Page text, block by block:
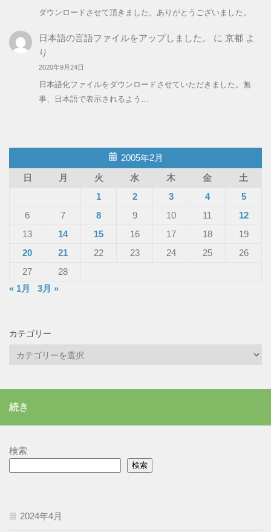
ダウンロードさせて頂きました。ありがとうございました。
日本語の言語ファイルをアップしました。 に 京都よ
り
2020年9月24日
日本語化ファイルをダウンロードさせていただきました。無
事、日本語で表示されるよう…
2005年2月
日
月 火 水 木 金
土
1
2 3 4
5
6
7 8 9 10 11
12
13
14 15 16 17 18
19
20
21 22 23 24 25
26
27
28
« 1月
3月 »
カテゴリー
ー
続き
検索
検索
2024年4月